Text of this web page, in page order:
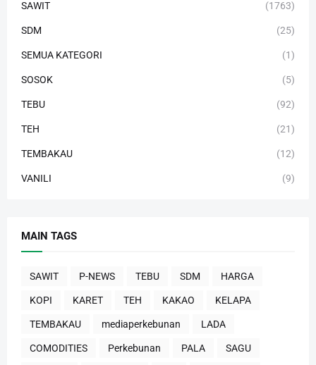
SAWIT (1763)
SDM (25)
SEMUA KATEGORI (1)
SOSOK (5)
TEBU (92)
TEH (21)
TEMBAKAU (12)
VANILI (9)
MAIN TAGS
SAWIT P-NEWS TEBU SDM HARGA
KOPI KARET TEH KAKAO KELAPA
TEMBAKAU mediaperkebunan LADA
COMODITIES Perkebunan PALA SAGU